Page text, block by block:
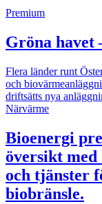
Premium
Gröna havet
Flera länder runt
och
driftsätts nya
Närvärme
Bioenergi
översikt
och tjänster
biobränsle.